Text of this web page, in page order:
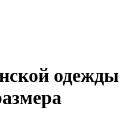
одежды